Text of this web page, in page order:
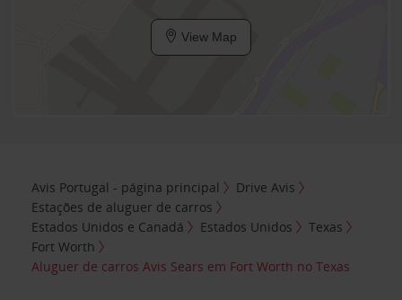
View Map
Avis Portugal - página principal
Drive Avis
Estações de aluguer de carros
Estados Unidos e Canadá
Estados Unidos
Texas
Fort Worth
Aluguer de carros Avis Sears em Fort Worth no Texas